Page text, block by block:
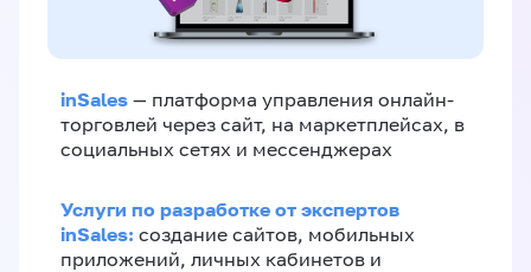
inSales — платформа управления онлайн-
торговлей через сайт, на маркетплейсах, в
социальных сетях и мессенджерах
Услуги по разработке от экспертов
inSales: создание сайтов, мобильных
приложений, личных кабинетов и